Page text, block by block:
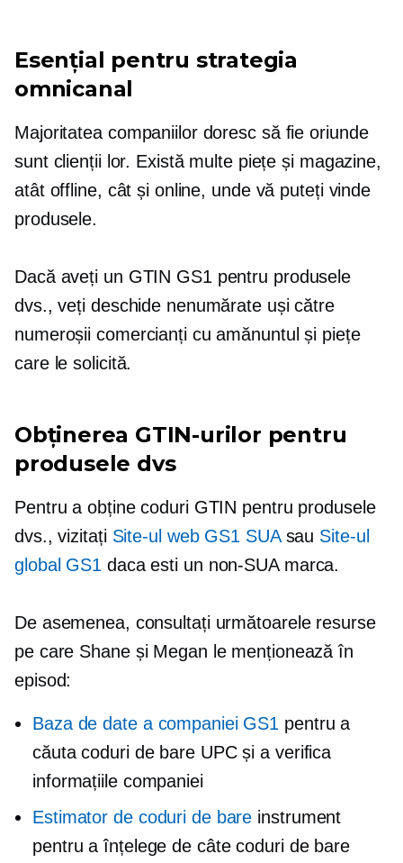
Esențial pentru strategia
omnicanal
Majoritatea companiilor doresc să fie oriunde
sunt clienții lor. Există multe piețe și magazine,
atât offline, cât și online, unde vă puteți vinde
produsele.
Dacă aveți un GTIN GS1 pentru produsele
dvs., veți deschide nenumărate uși către
numeroșii comercianți cu amănuntul și piețe
care le solicită.
Obținerea GTIN-urilor pentru
produsele dvs
Pentru a obține coduri GTIN pentru produsele
dvs., vizitați Site-ul web GS1 SUAsau Site-ul
global GS1 daca esti un non-SUAmarca.
De asemenea, consultați următoarele resurse
pe care Shane și Megan le menționează în
episod:
Baza de date a companiei GS1 pentru a
căuta coduri de bare UPC și a verifica
informațiile companiei
Estimator de coduri de bare instrument
pentru a înțelege de câte coduri de bare